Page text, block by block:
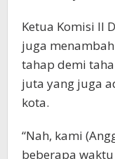
Ketua Komisi II
juga
tahap demi
juta yang juga
kota.
“Nah, kami
beberapa